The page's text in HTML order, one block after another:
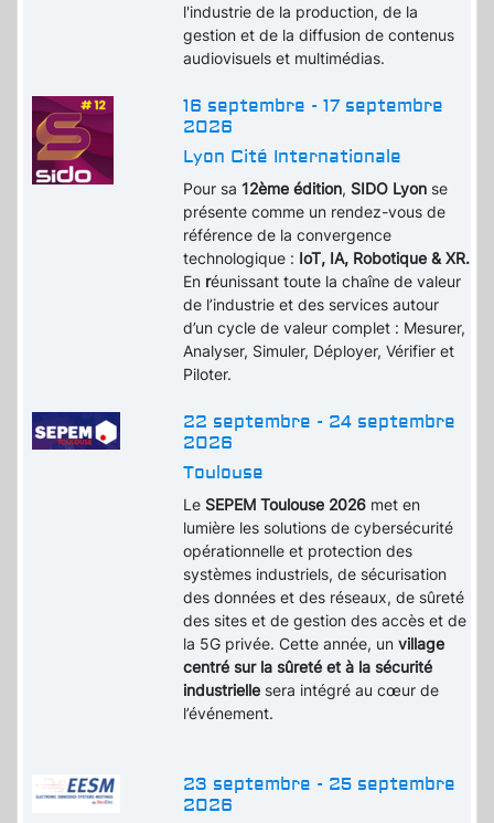
l'industrie de la production, de la
gestion et de la diffusion de contenus
audiovisuels et multimédias.
16 septembre - 17 septembre
2026
Lyon Cité Internationale
Pour sa12ème édition, SIDO Lyon se
présente comme un rendez-vous de
référence de la convergence
technologique : IoT, IA, Robotique & XR.
En réunissant toute la chaîne de valeur
de l’industrie et des services autour
d’un cycle de valeur complet : Mesurer,
Analyser, Simuler, Déployer, Vérifier et
Piloter.
22 septembre - 24 septembre
2026
Toulouse
Le SEPEM Toulouse 2026 met en
lumière les solutions de cybersécurité
opérationnelle et protection des
systèmes industriels, de sécurisation
des données et des réseaux, de sûreté
des sites et de gestion des accès et de
la 5G privée. Cette année, unvillage
centré sur la sûreté et à la sécurité
industrielle sera intégré au cœur de
l’événement.
23 septembre - 25 septembre
2026